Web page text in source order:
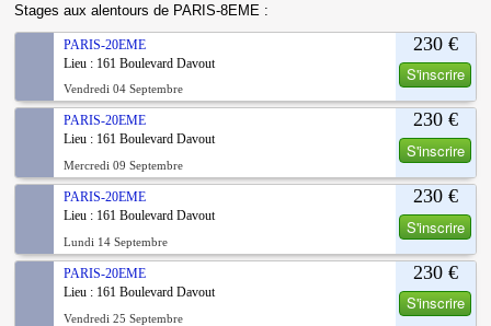
Stages aux alentours de PARIS-8EME :
230 €
S'inscrire
PARIS-20EME
Lieu : 161 Boulevard Davout
Vendredi 04 Septembre
230 €
S'inscrire
PARIS-20EME
Lieu : 161 Boulevard Davout
Mercredi 09 Septembre
230 €
S'inscrire
PARIS-20EME
Lieu : 161 Boulevard Davout
Lundi 14 Septembre
230 €
S'inscrire
PARIS-20EME
Lieu : 161 Boulevard Davout
Vendredi 25 Septembre